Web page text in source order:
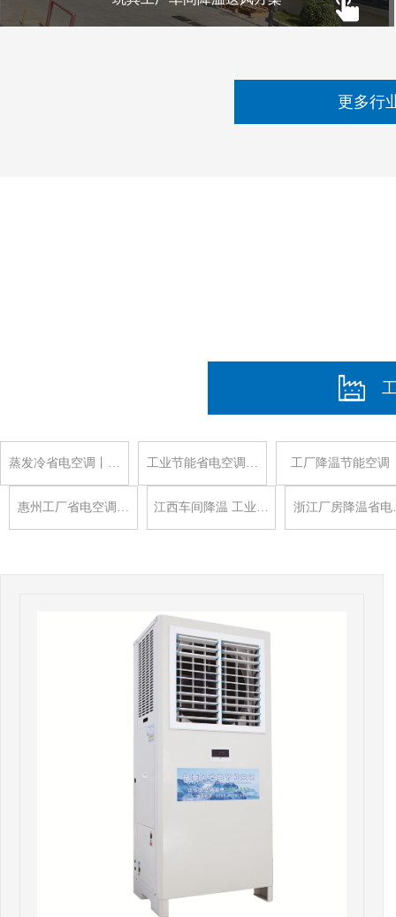
更多行
蒸发冷省电空调丨… 工业节能省电空调… 工厂降温节能空调
惠州工厂省电空调… 江西车间降温 工业… 浙江厂房降温省